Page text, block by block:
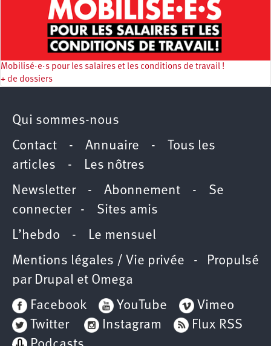
Mobilisé·e·s pour les salaires et les conditions de travail !
+ de dossiers
Qui sommes-nous
Contact - Annuaire -
Tous les
articles - Les nôtres
Newsletter- Abonnement - Se
connecter- Sites amis
L’hebdo - Le mensuel
Mentions légales / Vie privée - Propulsé
par Drupal et Omega
Facebook
YouTube
Vimeo
Twitter
Instagram
Flux RSS